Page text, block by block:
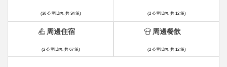
(30 公里以內, 共 34 筆) (2 公里以內, 共 12 筆)
周邊住宿
(2 公里以內, 共 67 筆)
周邊餐飲
(2 公里以內, 共 12 筆)